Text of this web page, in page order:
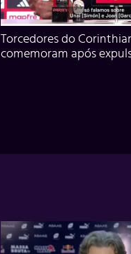
Torcedores do
comemoram após